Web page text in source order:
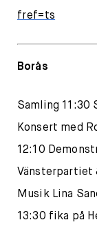
fref=ts
Borås
Samling 11:30
Konsert med
12:10
Vänsterpartiet
Musik Lina
13:30 fika på